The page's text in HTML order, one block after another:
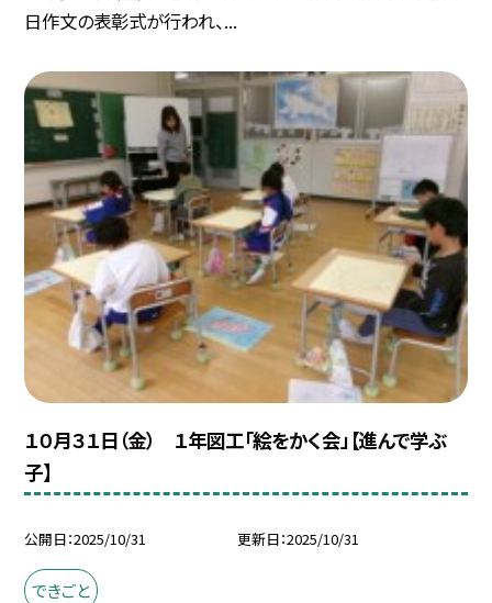
日作文の表彰式が行われ、...
１０月３１日（金） １年図工「絵をかく会」【進んで学ぶ
子】
公開日 2025/10/31 更新日 2025/10/31
できごと